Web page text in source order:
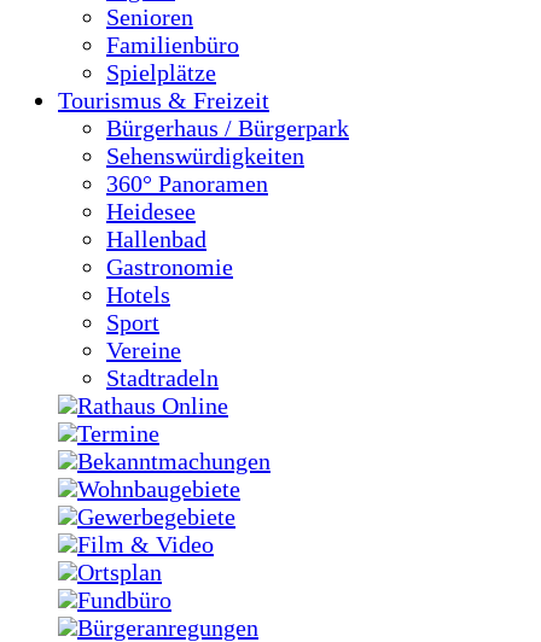
Senioren
Familienbüro
Spielplätze
Tourismus & Freizeit
Bürgerhaus / Bürgerpark
Sehenswürdigkeiten
360° Panoramen
Heidesee
Hallenbad
Gastronomie
Hotels
Sport
Vereine
Stadtradeln
Rathaus Online
Termine
Bekanntmachungen
Wohnbaugebiete
Gewerbegebiete
Film & Video
Ortsplan
Fundbüro
Bürgeranregungen